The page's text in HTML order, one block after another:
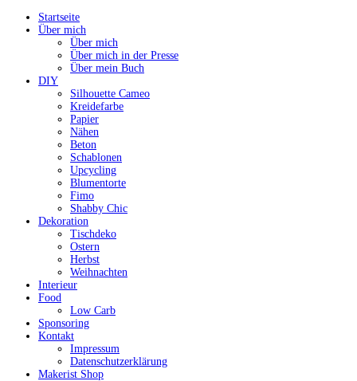
Startseite
Über mich
Über mich
Über mich in der Presse
Über mein Buch
DIY
Silhouette Cameo
Kreidefarbe
Papier
Nähen
Beton
Schablonen
Upcycling
Blumentorte
Fimo
Shabby Chic
Dekoration
Tischdeko
Ostern
Herbst
Weihnachten
Interieur
Food
Low Carb
Sponsoring
Kontakt
Impressum
Datenschutzerklärung
Makerist Shop